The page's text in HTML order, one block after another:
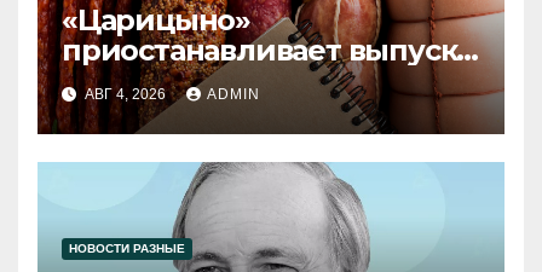
«Царицыно»
приостанавливает выпуск
продукции
АВГ 4, 2026 ADMIN
НОВОСТИ РАЗНЫЕ